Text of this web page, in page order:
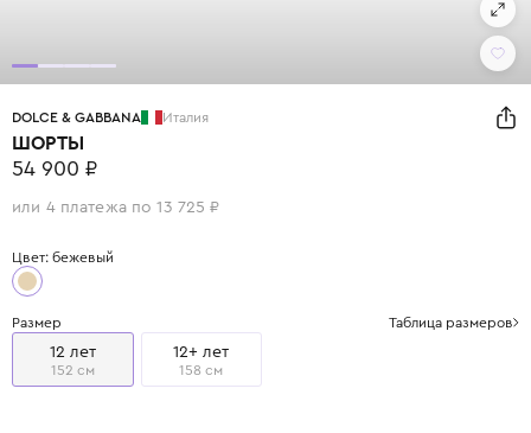
DOLCE & GABBANA Италия
ШОРТЫ
54 900 ₽
или 4 платежа по 13 725 ₽
Цвет: бежевый
Размер Таблица размеров
12 лет
152 см
12+ лет
158 см